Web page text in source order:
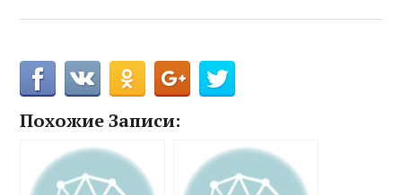
Похожие Записи: